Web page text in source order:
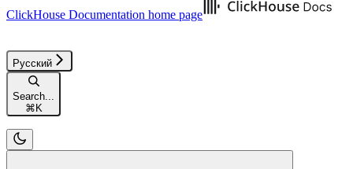
ClickHouse Documentation home page
Русский
Search...
⌘K